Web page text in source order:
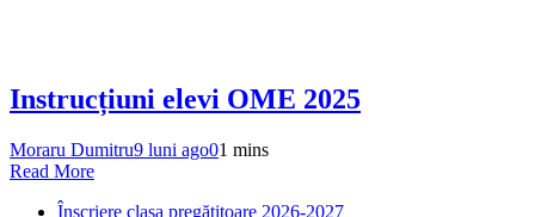
Instrucțiuni elevi OME 2025
Moraru Dumitru9 luni ago01 mins
Read More
Înscriere clasa pregătitoare 2026-2027